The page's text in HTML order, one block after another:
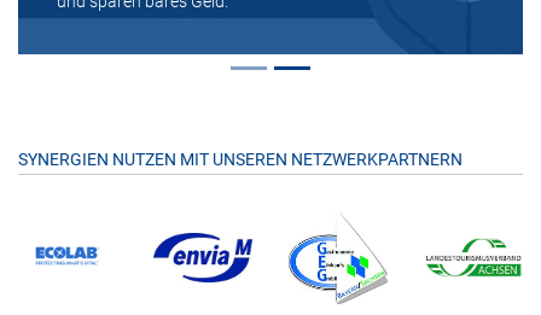
SYNERGIEN NUTZEN MIT UNSEREN NETZWERKPARTNERN